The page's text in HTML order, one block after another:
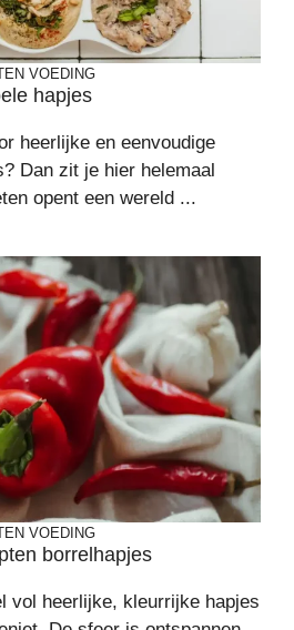
VOEDING
hapjes
heerlijke en eenvoudige
Dan zit je hier helemaal
opent een wereld ...
VOEDING
borrelhapjes
vol heerlijke, kleurrijke hapjes